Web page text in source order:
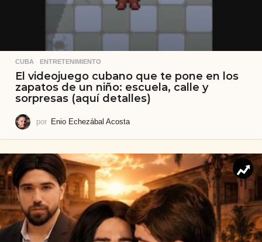
CUBA ,ENTRETENIMIENTO
El videojuego cubano que te pone en los
zapatos de un niño: escuela, calle y
sorpresas (aquí detalles)
por Enio Echezábal Acosta